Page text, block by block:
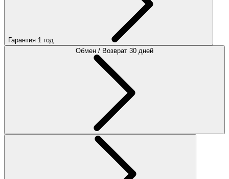
Гарантия 1 год
Обмен / Возврат 30 дней